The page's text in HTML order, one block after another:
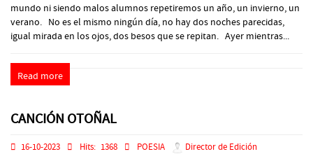
mundo ni siendo malos alumnos repetiremos un año, un invierno, un
verano. No es el mismo ningún día, no hay dos noches parecidas,
igual mirada en los ojos, dos besos que se repitan. Ayer mientras...
Read more
CANCIÓN OTOÑAL
16-10-2023 Hits: 1368 POESIA Director de Edición